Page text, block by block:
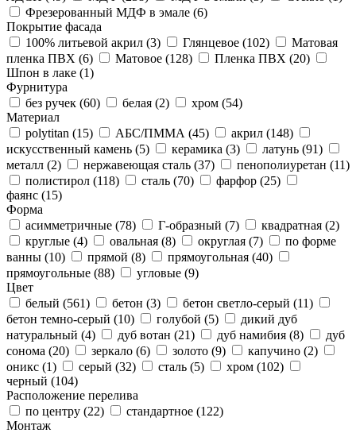
Фрезерованный МДФ в эмале (6)
Покрытие фасада
100% литьевой акрил (3) Глянцевое (102)
Матовая
пленка ПВХ (6) Матовое (128) Пленка ПВХ (20)
Шпон в лаке (1)
Фурнитура
без ручек (60) белая (2) хром (54)
Материал
polytitan (15) АБС/ПММА (45) акрил (148)
искусственный камень (5) керамика (3) латунь (91)
металл (2) нержавеющая сталь (37) пенополиуретан (11)
полистирол (118) сталь (70) фарфор (25)
фаянс (15)
Форма
асимметричные (78) Г-образный (7) квадратная (2)
круглые (4) овальная (8) округлая (7)
по форме
ванны (10) прямой (8) прямоугольная (40)
прямоугольные (88) угловые (9)
Цвет
белый (561) бетон (3) бетон светло-серый (11)
бетон темно-серый (10) голубой (5)
дикий дуб
натуральный (4) дуб вотан (21) дуб намибия (8)
дуб
сонома (20) зеркало (6) золото (9) капучино (2)
оникс (1) серый (32) сталь (5) хром (102)
черный (104)
Расположение перелива
по центру (22) стандартное (122)
Монтаж